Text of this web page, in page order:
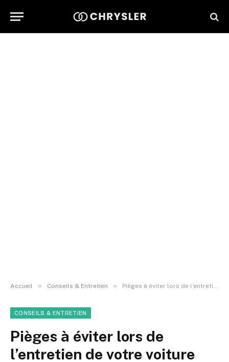
Accueil » Conseils & Entretien » Pièges à éviter lors de l’entretien de votre voiture
CONSEILS & ENTRETIEN
Pièges à éviter lors de
l’entretien de votre voiture